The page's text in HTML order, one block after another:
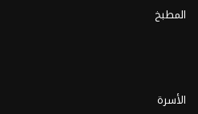
المطبخ
الأسرة